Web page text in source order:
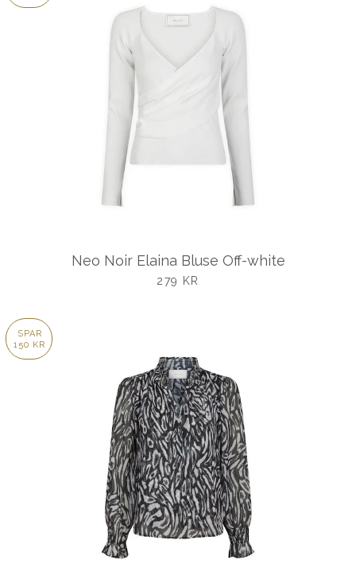
Neo Noir Elaina Bluse Off-white
UDSALGSPRIS
279 KR
SPAR
150 KR